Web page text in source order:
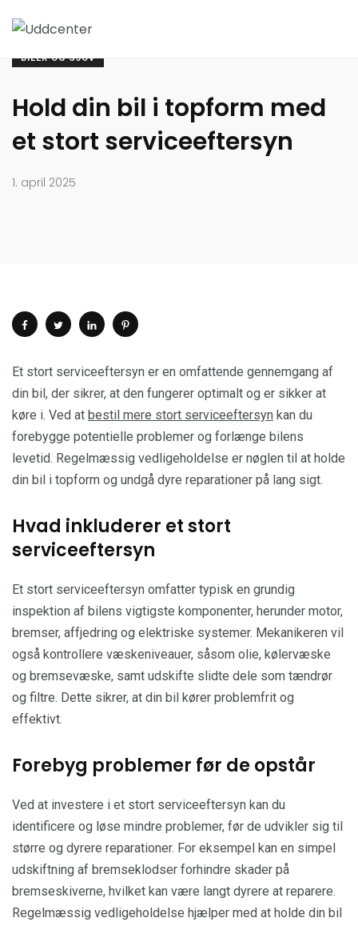
BILER OG SJOV
Hold din bil i topform med
et stort serviceeftersyn
1. april 2025
Et stort serviceeftersyn er en omfattende gennemgang af
din bil, der sikrer, at den fungerer optimalt og er sikker at
køre i. Ved at bestil mere stort serviceeftersyn kan du
forebygge potentielle problemer og forlænge bilens
levetid. Regelmæssig vedligeholdelse er nøglen til at holde
din bil i topform og undgå dyre reparationer på lang sigt.
Hvad inkluderer et stort
serviceeftersyn
Et stort serviceeftersyn omfatter typisk en grundig
inspektion af bilens vigtigste komponenter, herunder motor,
bremser, affjedring og elektriske systemer. Mekanikeren vil
også kontrollere væskeniveauer, såsom olie, kølervæske
og bremsevæske, samt udskifte slidte dele som tændrør
og filtre. Dette sikrer, at din bil kører problemfrit og
effektivt.
Forebyg problemer før de opstår
Ved at investere i et stort serviceeftersyn kan du
identificere og løse mindre problemer, før de udvikler sig til
større og dyrere reparationer. For eksempel kan en simpel
udskiftning af bremseklodser forhindre skader på
bremseskiverne, hvilket kan være langt dyrere at reparere.
Regelmæssig vedligeholdelse hjælper med at holde din bil